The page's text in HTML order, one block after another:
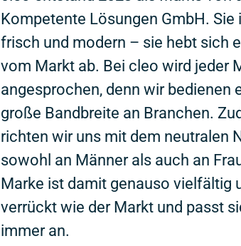
Kompetente Lösungen GmbH. Sie
frisch und modern – sie hebt sich
vom Markt ab. Bei cleo wird jeder
angesprochen, denn wir bedienen
große Bandbreite an Branchen.
richten wir uns mit dem neutralen
sowohl an Männer als auch an
Marke ist damit genauso vielfältig
verrückt wie der Markt und passt
immer an.